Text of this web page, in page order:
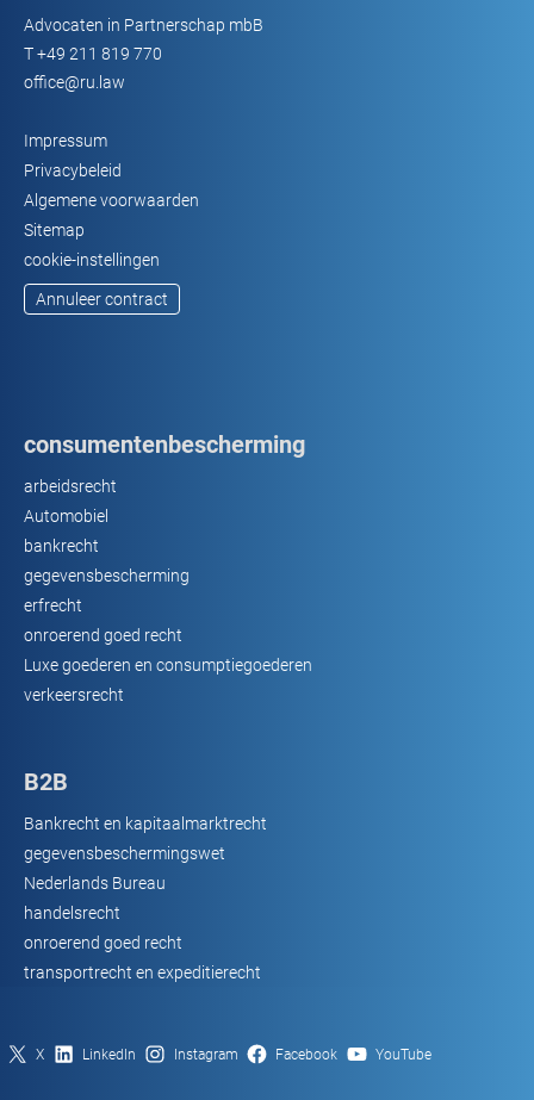
Advocaten in Partnerschap mbB
T+49 211 819 770
office@ru.law
Impressum
Privacybeleid
Algemene voorwaarden
Sitemap
cookie-instellingen
Annuleer contract
consumentenbescherming
arbeidsrecht
Automobiel
bankrecht
gegevensbescherming
erfrecht
onroerend goed recht
Luxe goederen en consumptiegoederen
verkeersrecht
B2B
Bankrecht en kapitaalmarktrecht
gegevensbeschermingswet
Nederlands Bureau
handelsrecht
onroerend goed recht
transportrecht en expeditierecht
X LinkedIn Instagram Facebook YouTube